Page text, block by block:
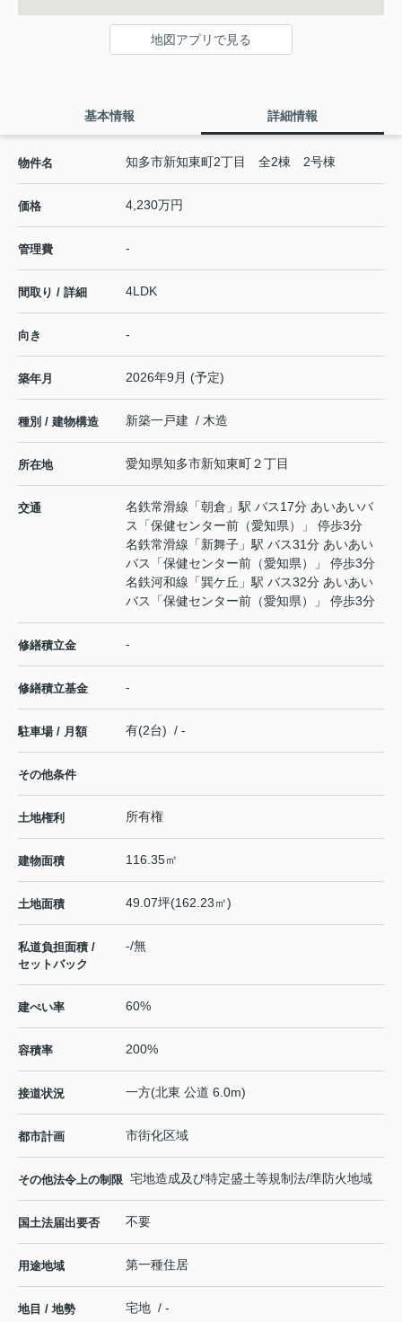
地図アプリで見る
基本情報 詳細情報
物件名 知多市新知東町2丁目 全2棟 2号棟
価格 4,230万円
管理費 -
間取り / 詳細 4LDK
向き -
築年月 2026年9月 (予定)
種別 / 建物構造 新築一戸建 / 木造
所在地 愛知県知多市新知東町２丁目
交通 名鉄常滑線 「朝倉 」駅 バス17分 あいあいバ
ス「保健センター前（愛知県）」 停歩3分
名鉄常滑線 「新舞子 」駅 バス31分 あいあい
バス「保健センター前（愛知県）」 停歩3分
名鉄河和線 「巽ケ丘 」駅 バス32分 あいあい
バス「保健センター前（愛知県）」 停歩3分
修繕積立金 -
修繕積立基金 -
駐車場 / 月額 有(2台) / -
その他条件
土地権利 所有権
建物面積 116.35㎡
土地面積 49.07坪(162.23㎡)
私道負担面積 /
セットバック
-/無
建ぺい率 60%
容積率 200%
接道状況 一方(北東 公道 6.0m)
都市計画 市街化区域
その他法令上の制限 宅地造成及び特定盛土等規制法/準防火地域
国土法届出要否 不要
用途地域 第一種住居
地目 / 地勢 宅地 / -